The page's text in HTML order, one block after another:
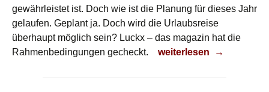
gewährleistet ist. Doch wie ist die Planung für dieses Jahr
gelaufen. Geplant ja. Doch wird die Urlaubsreise
überhaupt möglich sein? Luckx – das magazin hat die
Rahmenbedingungen gecheckt.
Sicherheit bei der
weiterlesen →